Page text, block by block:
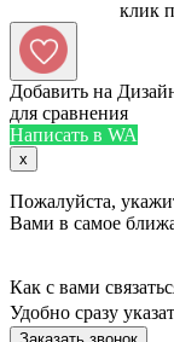
Добавить на
для сравнения
Написать в WA
x
Пожалуйста,
Вами в самое
Как с вами
Удобно сразу